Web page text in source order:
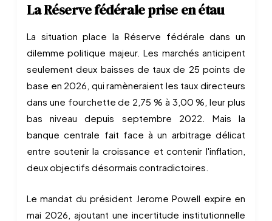
La Réserve fédérale prise en étau
La situation place la Réserve fédérale dans un
dilemme politique majeur. Les marchés anticipent
seulement deux baisses de taux de 25 points de
base en 2026, qui ramèneraient les taux directeurs
dans une fourchette de 2,75 % à 3,00 %, leur plus
bas niveau depuis septembre 2022. Mais la
banque centrale fait face à un arbitrage délicat
entre soutenir la croissance et contenir l'inflation,
deux objectifs désormais contradictoires.
Le mandat du président Jerome Powell expire en
mai 2026, ajoutant une incertitude institutionnelle